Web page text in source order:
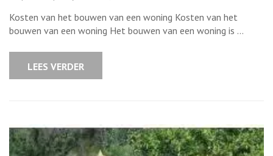
het
bouwen
van
Kosten van het bouwen van een woning Kosten van het
bouwen van een woning Het bouwen van een woning is …
LEES VERDER